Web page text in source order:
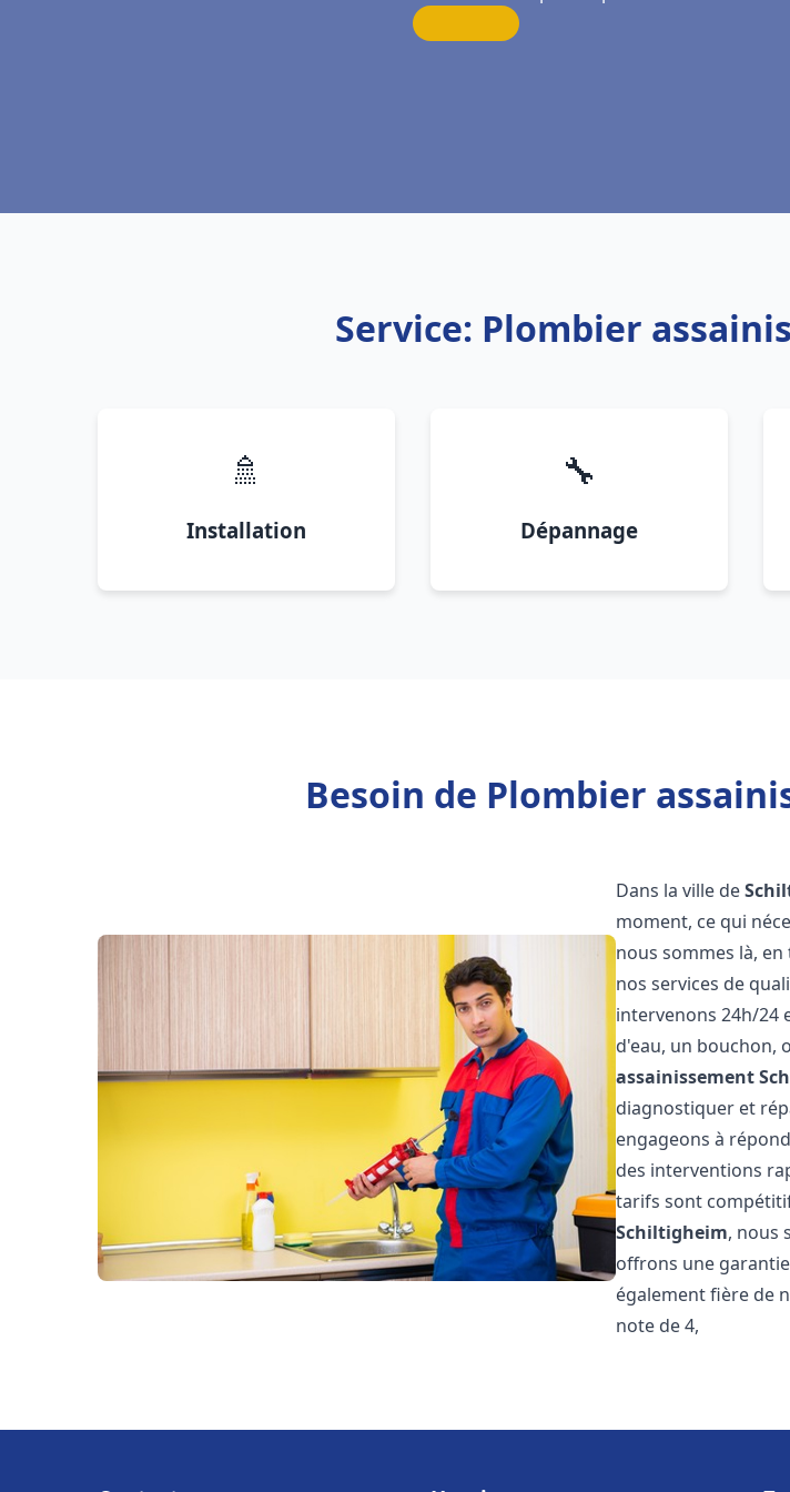
Service: Plombier
🚿
Installation
🔧
Dépannage
Besoin de Plombier
Dans la ville de
moment, ce qui
nous sommes là,
nos services de
intervenons 24h/24
d'eau, un bouchon,
assainissement
diagnostiquer et
engageons à
des interventions
tarifs sont
Schiltigheim, nous
offrons une
également fière de
note de 4,